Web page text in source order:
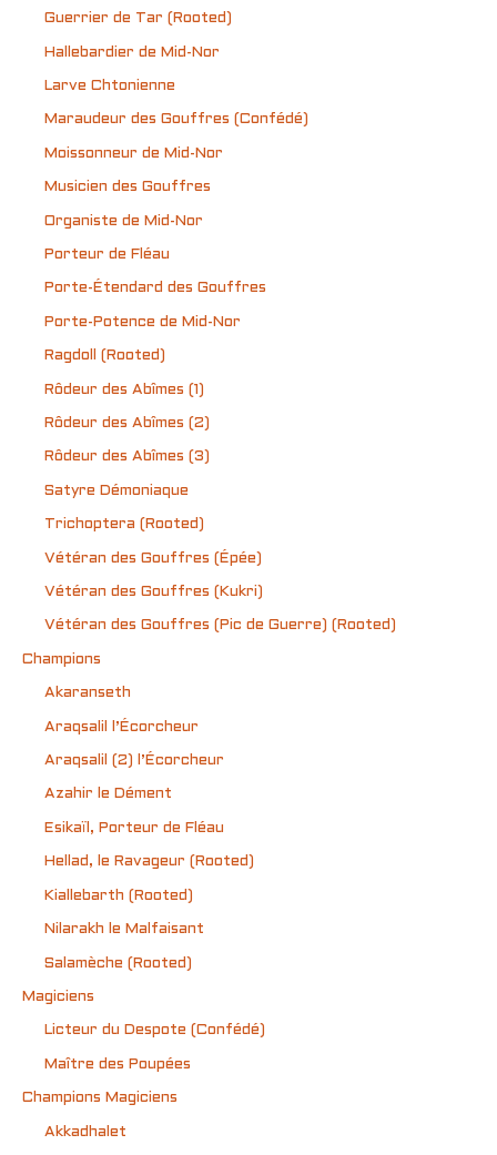
Guerrier de Tar (Rooted)
Hallebardier de Mid-Nor
Larve Chtonienne
Maraudeur des Gouffres (Confédé)
Moissonneur de Mid-Nor
Musicien des Gouffres
Organiste de Mid-Nor
Porteur de Fléau
Porte-Étendard des Gouffres
Porte-Potence de Mid-Nor
Ragdoll (Rooted)
Rôdeur des Abîmes (1)
Rôdeur des Abîmes (2)
Rôdeur des Abîmes (3)
Satyre Démoniaque
Trichoptera (Rooted)
Vétéran des Gouffres (Épée)
Vétéran des Gouffres (Kukri)
Vétéran des Gouffres (Pic de Guerre) (Rooted)
Champions
Akaranseth
Araqsalil l’Écorcheur
Araqsalil (2) l’Écorcheur
Azahir le Dément
Esikaïl, Porteur de Fléau
Hellad, le Ravageur (Rooted)
Kiallebarth (Rooted)
Nilarakh le Malfaisant
Salamèche (Rooted)
Magiciens
Licteur du Despote (Confédé)
Maître des Poupées
Champions Magiciens
Akkadhalet